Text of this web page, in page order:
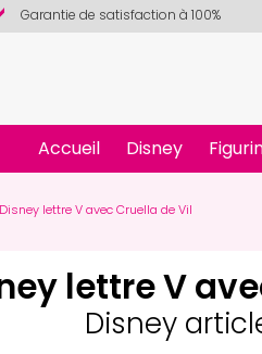
Garantie de satisfaction à 100%
Accueil Disney
Disney lettre V avec Cruella de Vil
lettre V
Disney